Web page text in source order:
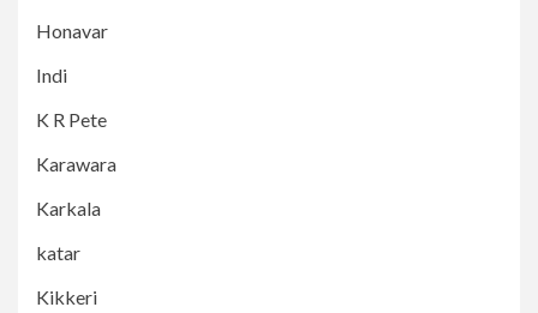
Honavar
Indi
K R Pete
Karawara
Karkala
katar
Kikkeri